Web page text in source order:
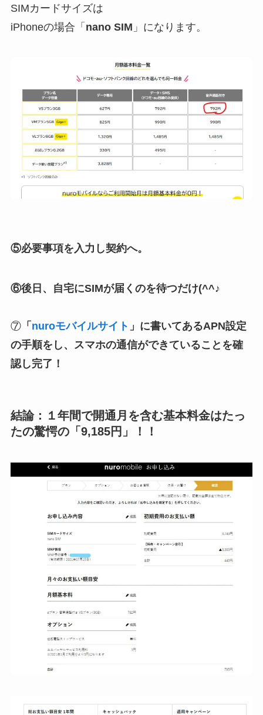
SIMカードサイズは
iPhoneの場合「 nano SIM 」になります。
⑤必要事項を入力し契約へ。
⑥後日、自宅にSIMが届くのを待つだけ(^^♪
⑦「 nuroモバイルサイト 」に書いてあるAPN設定
の手順をし、スマホの通信ができていることを確
認し完了！
結論：１年間で開通月を含む基本料金はたっ
たの驚愕の「9,185円」！！